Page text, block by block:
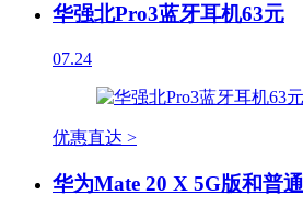
华强北Pro3蓝牙耳机63元
07.24
优惠直达 >
华为Mate 20 X 5G版和普